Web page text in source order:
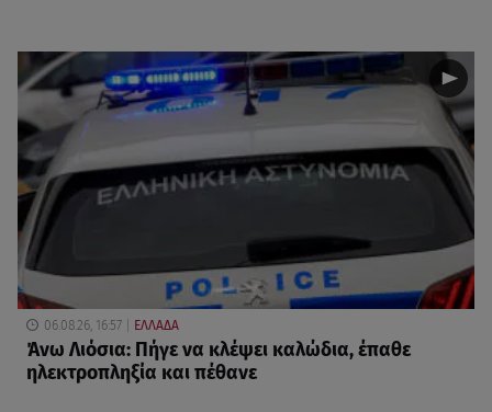
06.08.26, 16:57 ΕΛΛΑΔΑ
Άνω Λιόσια: Πήγε να κλέψει καλώδια, έπαθε
ηλεκτροπληξία και πέθανε